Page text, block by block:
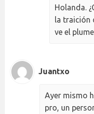
Holanda.
la traición
ve el
Juantxo
Ayer mismo
pro, un